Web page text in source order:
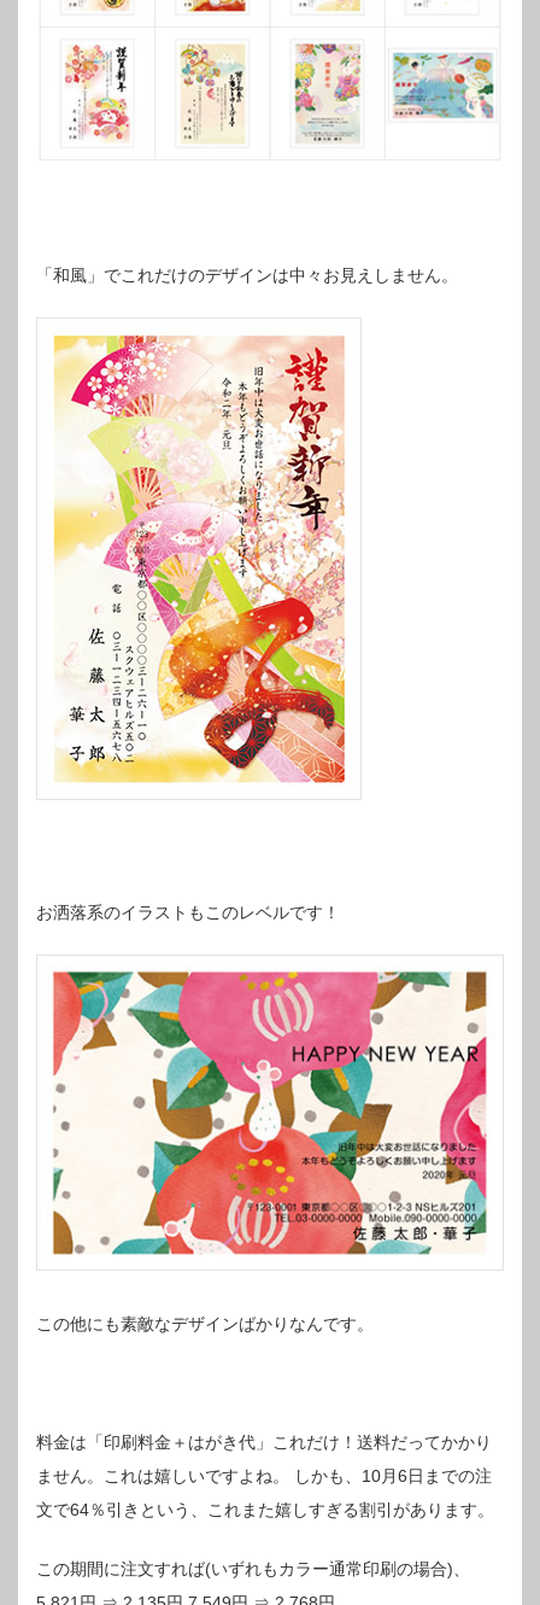
「和風」でこれだけのデザインは中々お見えしません。
お洒落系のイラストもこのレベルです！
この他にも素敵なデザインばかりなんです。
料金は「印刷料金＋はがき代」これだけ！送料だってかかり
ません。これは嬉しいですよね。
しかも、10月6日までの注
文で64％引きという、これまた嬉しすぎる割引があります。
この期間に注文すれば(いずれもカラー通常印刷の場合)、